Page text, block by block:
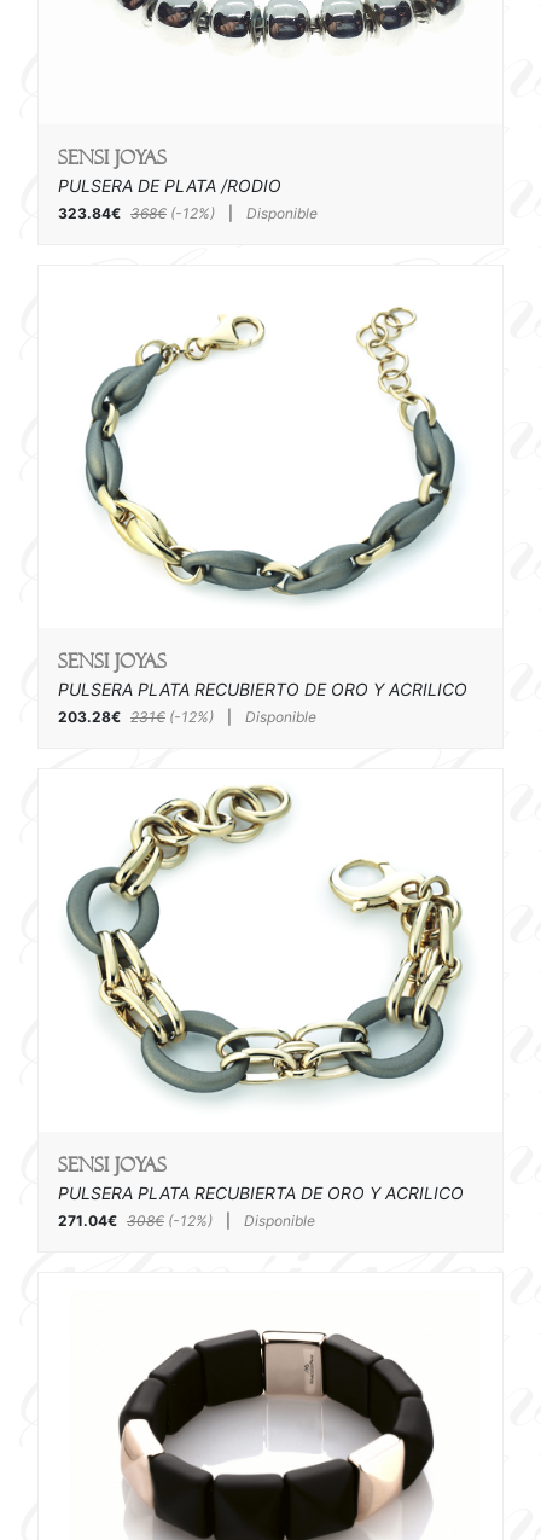
SENSI joyas
PULSERA DE PLATA /RODIO
323.84€ 368€ (-12%) Disponible
SENSI joyas
PULSERA PLATA RECUBIERTO DE ORO Y ACRILICO
203.28€ 231€ (-12%) Disponible
SENSI joyas
PULSERA PLATA RECUBIERTA DE ORO Y ACRILICO
271.04€ 308€ (-12%) Disponible